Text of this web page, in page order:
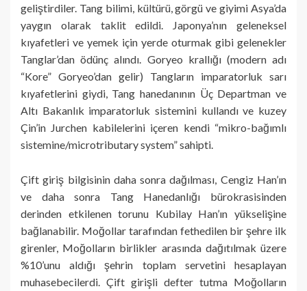
geliştirdiler. Tang bilimi, kültürü, görgü ve giyimi Asya’da
yaygın olarak taklit edildi. Japonya’nın geleneksel
kıyafetleri ve yemek için yerde oturmak gibi gelenekler
Tanglar’dan ödünç alındı. Goryeo krallığı (modern adı
“Kore” Goryeo’dan gelir) Tangların imparatorluk sarı
kıyafetlerini giydi, Tang hanedanının Üç Departman ve
Altı Bakanlık imparatorluk sistemini kullandı ve kuzey
Çin’in Jurchen kabilelerini içeren kendi “mikro-bağımlı
sistemine/microtributary system” sahipti.
Çift giriş bilgisinin daha sonra dağılması, Cengiz Han’ın
ve daha sonra Tang Hanedanlığı bürokrasisinden
derinden etkilenen torunu Kubilay Han’ın yükselişine
bağlanabilir. Moğollar tarafından fethedilen bir şehre ilk
girenler, Moğolların birlikler arasında dağıtılmak üzere
%10’unu aldığı şehrin toplam servetini hesaplayan
muhasebecilerdi. Çift girişli defter tutma Moğolların